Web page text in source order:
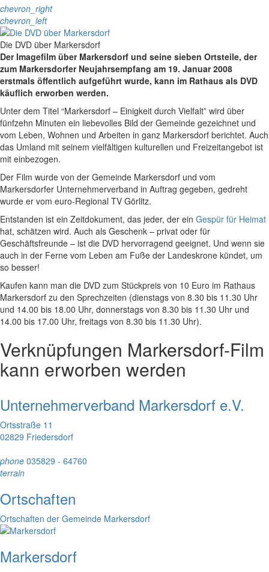
chevron_right
chevron_left
Die DVD über Markersdorf
Der Imagefilm über Markersdorf und seine sieben Ortsteile, der
zum Markersdorfer Neujahrsempfang am 19. Januar 2008
erstmals öffentlich aufgeführt wurde, kann im Rathaus als DVD
käuflich erworben werden.
Unter dem Titel “Markersdorf – Einigkeit durch Vielfalt” wird über
fünfzehn Minuten ein liebevolles Bild der Gemeinde gezeichnet und
vom Leben, Wohnen und Arbeiten in ganz Markersdorf berichtet. Auch
das Umland mit seinem vielfältigen kulturellen und Freizeitangebot ist
mit einbezogen.
Der Film wurde von der Gemeinde Markersdorf und vom
Markersdorfer Unternehmerverband in Auftrag gegeben, gedreht
wurde er vom euro-Regional TV Görlitz.
Entstanden ist ein Zeitdokument, das jeder, der ein Gespür für Heimat
hat, schätzen wird. Auch als Geschenk – privat oder für
Geschäftsfreunde – ist die DVD hervorragend geeignet. Und wenn sie
auch in der Ferne vom Leben am Fuße der Landeskrone kündet, um
so besser!
Kaufen kann man die DVD zum Stückpreis von 10 Euro im Rathaus
Markersdorf zu den Sprechzeiten (dienstags von 8.30 bis 11.30 Uhr
und 14.00 bis 18.00 Uhr, donnerstags von 8.30 bis 11.30 Uhr und
14.00 bis 17.00 Uhr, freitags von 8.30 bis 11.30 Uhr).
Verknüpfungen Markersdorf-Film
kann erworben werden
Unternehmerverband Markersdorf e.V.
Ortsstraße 11
02829 Friedersdorf
phone 035829 - 64760
terrain
Ortschaften
Ortschaften der Gemeinde Markersdorf
Markersdorf